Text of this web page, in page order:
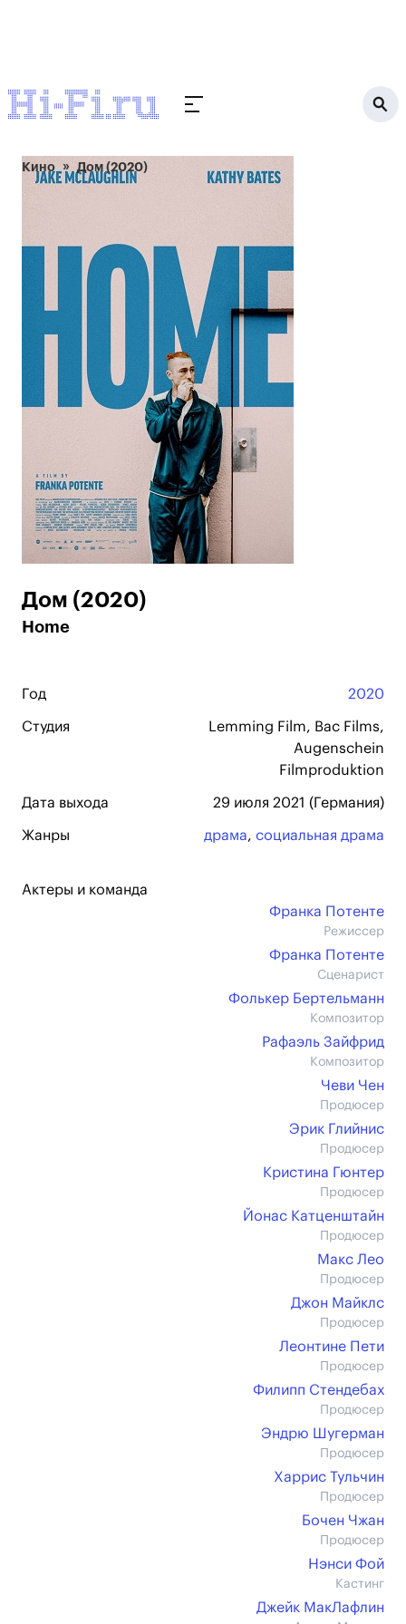
Кино Дом (2020)
Дом (2020)
Home
Год 2020
Студия
Lemming Film, Bac Films,
Augenschein
Filmproduktion
Дата выхода 29 июля 2021 (Германия)
Жанры драма, социальная драма
Актеры и команда
Франка Потенте
Режиссер
Франка Потенте
Сценарист
Фолькер Бертельманн
Композитор
Рафаэль Зайфрид
Композитор
Чеви Чен
Продюсер
Эрик Глийнис
Продюсер
Кристина Гюнтер
Продюсер
Йонас Катценштайн
Продюсер
Макс Лео
Продюсер
Джон Майклс
Продюсер
Леонтине Пети
Продюсер
Филипп Стендебах
Продюсер
Эндрю Шугерман
Продюсер
Харрис Тульчин
Продюсер
Бочен Чжан
Продюсер
Нэнси Фой
Кастинг
Джейк МакЛафлин